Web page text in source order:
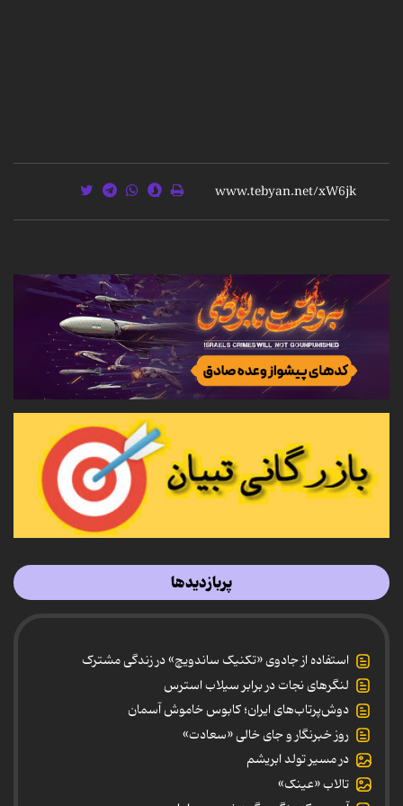
پربازدیدها
استفاده از جادوی «تکنیک ساندویچ» در زندگی مشترک
لنگرهای نجات در برابر سیلاب استرس
دوش‌پرتاب‌های ایران؛ کابوس خاموش آسمان
روز خبرنگار و جای خالی «سعادت»
در مسیر تولد ابریشم
تالاب «عینک»